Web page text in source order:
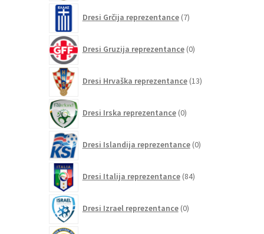
Dresi Grčija reprezentance 7izdelkov
Dresi Gruzija reprezentance 0izdelkov
Dresi Hrvaška reprezentance 13izdelkov
Dresi Irska reprezentance 0izdelkov
Dresi Islandija reprezentance 0izdelkov
Dresi Italija reprezentance 84izdelkov
Dresi Izrael reprezentance 0izdelkov